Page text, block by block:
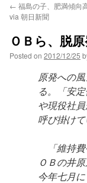
← 福島の子、肥満傾
via 朝日新聞
ＯＢら、脱
Posted on 2012/12/25
原発への
る。「安
や現役社
呼び掛けて
「維持費
ＯＢの井
今年七月